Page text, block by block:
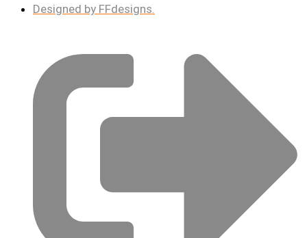
Designed by FFdesigns.